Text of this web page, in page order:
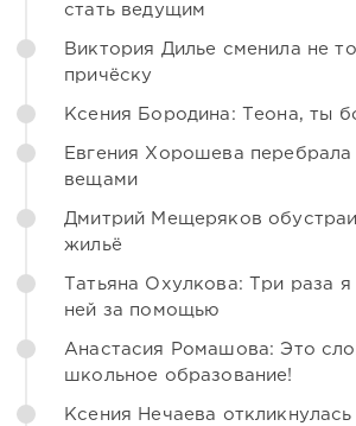
стать ведущим
Виктория Дилье сменила не
причёску
Ксения Бородина: Теона, ты
Евгения Хорошева
вещами
Дмитрий Мещеряков
жильё
Татьяна Охулкова: Три раза
ней за помощью
Анастасия Ромашова: Это
школьное образование!
Ксения Нечаева